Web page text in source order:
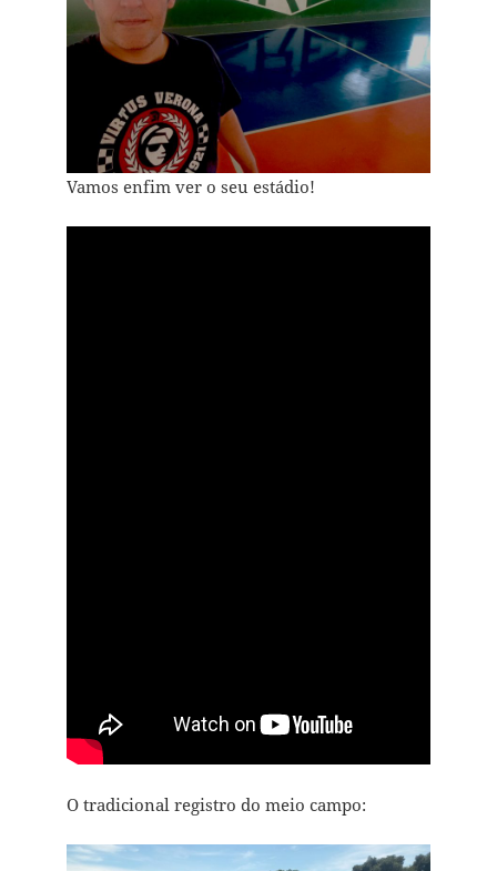
Vamos enfim ver o seu estádio!
O tradicional registro do meio campo: